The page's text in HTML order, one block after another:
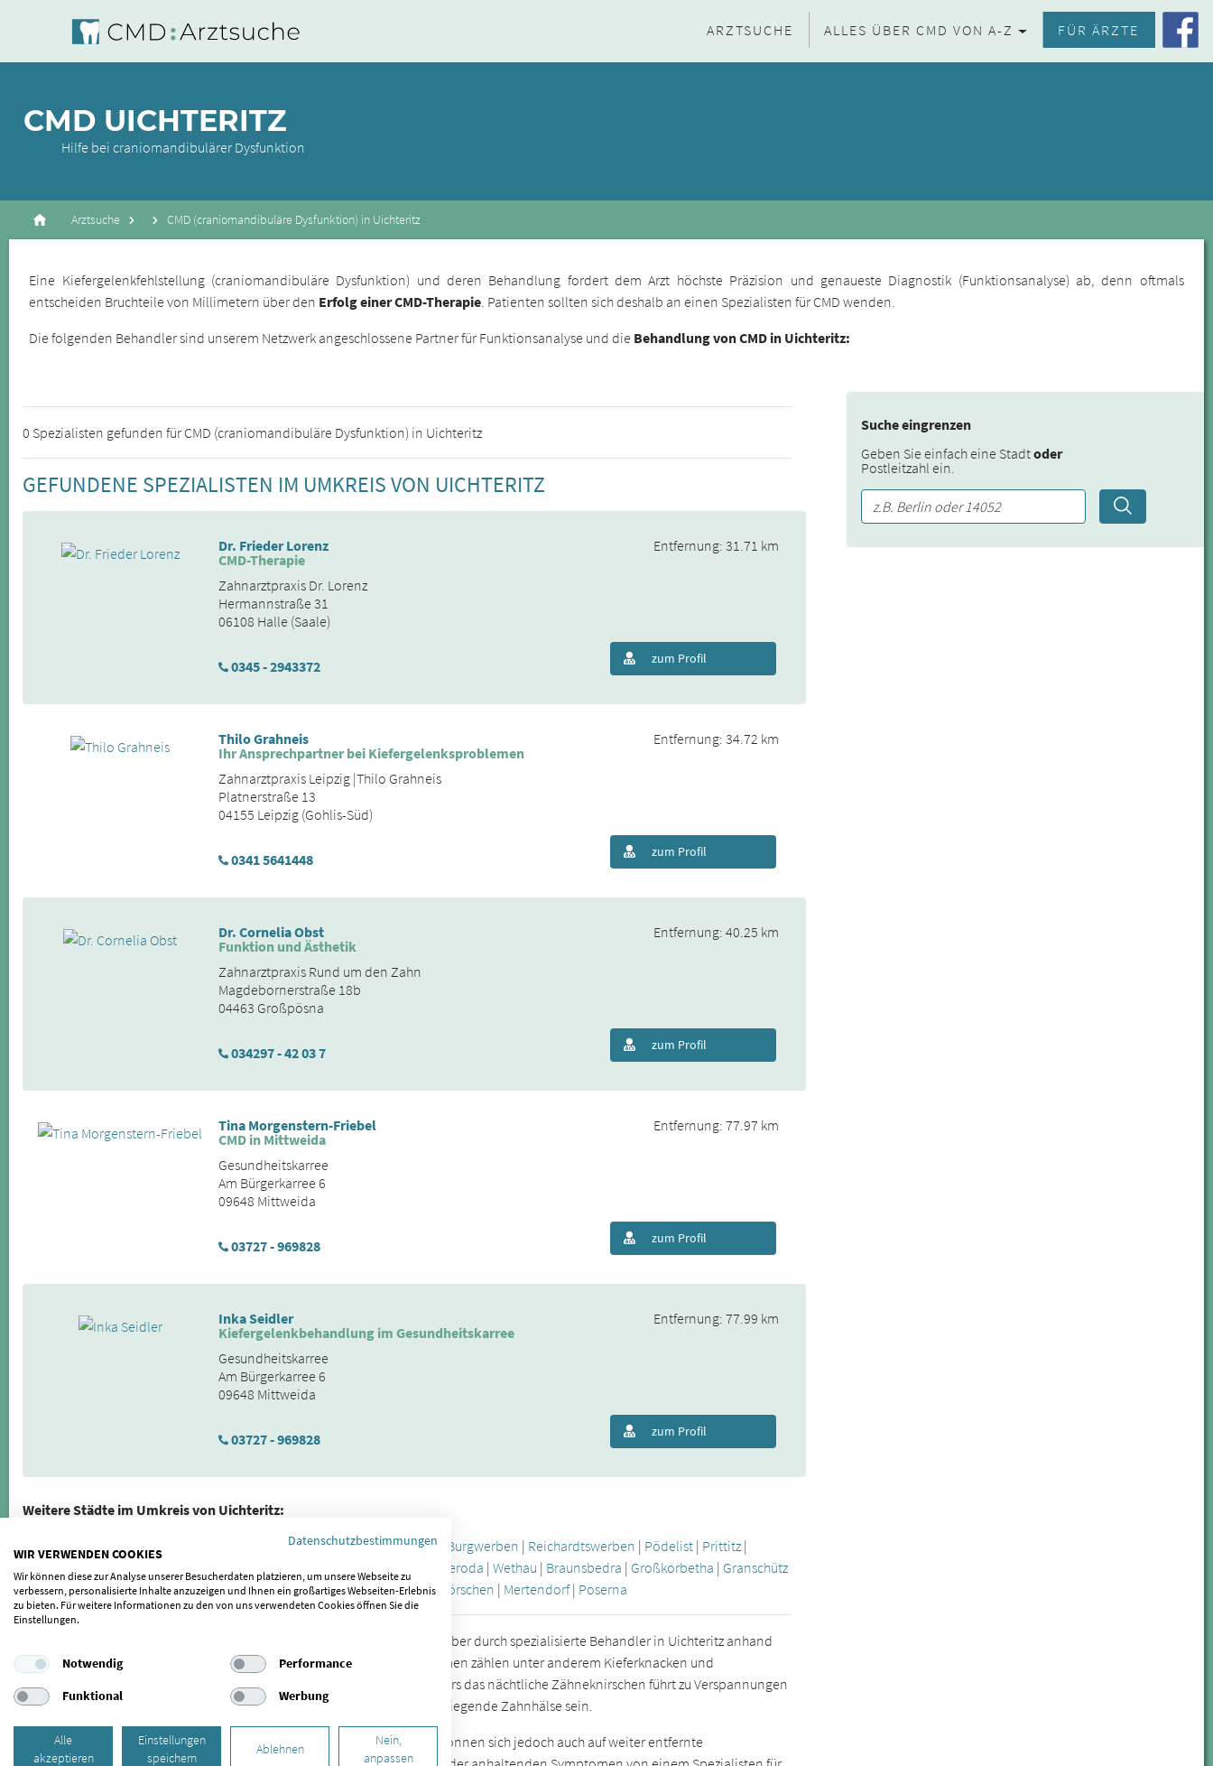
ARZTSUCHE ALLES ÜBER CMD VON A-Z FÜR ÄRZTE
CMD UICHTERITZ
Hilfe bei craniomandibulärer Dysfunktion
Arztsuche CMD (craniomandibuläre Dysfunktion) in Uichteritz
Eine Kiefergelenkfehlstellung (craniomandibuläre Dysfunktion) und deren Behandlung fordert dem Arzt höchste Präzision und genaueste Diagnostik (Funktionsanalyse) ab, denn oftmals
entscheiden Bruchteile von Millimetern über den Erfolg einer CMD-Therapie . Patienten sollten sich deshalb an einen Spezialisten für CMD wenden.
Die folgenden Behandler sind unserem Netzwerk angeschlossene Partner für Funktionsanalyse und die Behandlung von CMD in Uichteritz:
Suche eingrenzen
Geben Sie einfach eine Stadtoder
Postleitzahl ein.
0 Spezialisten gefunden für CMD (craniomandibuläre Dysfunktion) in Uichteritz
GEFUNDENE SPEZIALISTEN IM UMKREIS VON UICHTERITZ
Dr. Frieder Lorenz
CMD-Therapie
Zahnarztpraxis Dr. Lorenz
Hermannstraße 31
06108 Halle (Saale)
0345 - 2943372
Entfernung: 31.71 km
zum Profil
Thilo Grahneis
Ihr Ansprechpartner bei Kiefergelenksproblemen
Zahnarztpraxis Leipzig |Thilo Grahneis
Platnerstraße 13
04155 Leipzig (Gohlis-Süd)
0341 5641448
Entfernung: 34.72 km
zum Profil
Dr. Cornelia Obst
Funktion und Ästhetik
Zahnarztpraxis Rund um den Zahn
Magdebornerstraße 18b
04463 Großpösna
034297 - 42 03 7
Entfernung: 40.25 km
zum Profil
Tina Morgenstern-Friebel
CMD in Mittweida
Gesundheitskarree
Am Bürgerkarree 6
09648 Mittweida
03727 - 969828
Entfernung: 77.97 km
zum Profil
Inka Seidler
Kiefergelenkbehandlung im Gesundheitskarree
Gesundheitskarree
Am Bürgerkarree 6
09648 Mittweida
03727 - 969828
Entfernung: 77.99 km
zum Profil
Weitere Städte im Umkreis von Uichteritz:
Markwerben|Leißling| Tagewerben|Langendorf Burgwerben | Reichardtswerben | Pödelist | Prittitz |
Schönburg
Zorbau | Dehlitz | Schkortleben Gieckau Schleberoda |Wethau | Braunsbedra | Großkorbetha | Granschütz
|Naumburg (Saale)|Naumburg|Rippach|Stößen|Freyburg (Unstrut)| Görschen | Mertendorf| Poserna
Die Craniomandibuläre Dysfunktion wird oft erst spät erkannt, lässt sich aber durch spezialisierte Behandler in Uichteritz anhand
verschiedener Symptome feststellen. Zu den offensichtlicheren Symptomen zählen unter anderem Kieferknacken und
Zähneknirschen, die Sie in Uichteritz behandeln lassen können. Besonders das nächtliche Zähneknirschen führt zu Verspannungen
und zu Zahnabrieb. Eine weitere Folge des Zähneknirschens können freiliegende Zahnhälse sein.
Kieferfehlstellungen sind die Ursache für Kiefergelenkbeschwerden, sie können sich jedoch auch auf weiter entfernte
Datenschutzbestimmungen
WIR VERWENDEN COOKIES
Wir können diese zur Analyse unserer Besucherdaten platzieren, um unsere Webseite zu
verbessern, personalisierte Inhalte anzuzeigen und Ihnen ein großartiges Webseiten-Erlebnis
zu bieten. Für weitere Informationen zu den von uns verwendeten Cookies öffnen Sie die
Einstellungen.
Notwendig
Performance
Funktional
Werbung
Alle
akzeptieren
Einstellungen
speichern
Ablehnen
Nein,
anpassen